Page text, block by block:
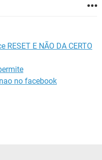
E NÃO DA CERTO
no facebook